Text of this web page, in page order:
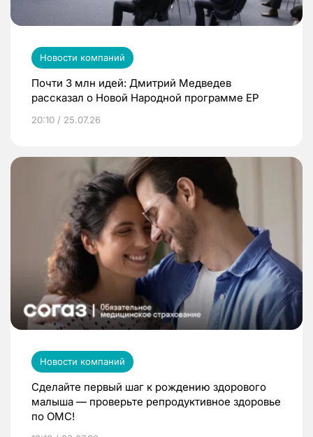
Новости компаний
Почти 3 млн идей: Дмитрий Медведев
рассказал о Новой Народной программе ЕР
20:10 / 25.07.26
Новости компаний
Сделайте первый шаг к рождению здорового
малыша — проверьте репродуктивное здоровье
по ОМС!